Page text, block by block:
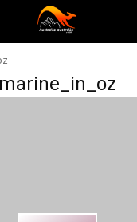
marine_in_oz